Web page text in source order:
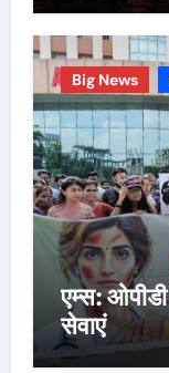
Big News
एम्स:
सेवाएं